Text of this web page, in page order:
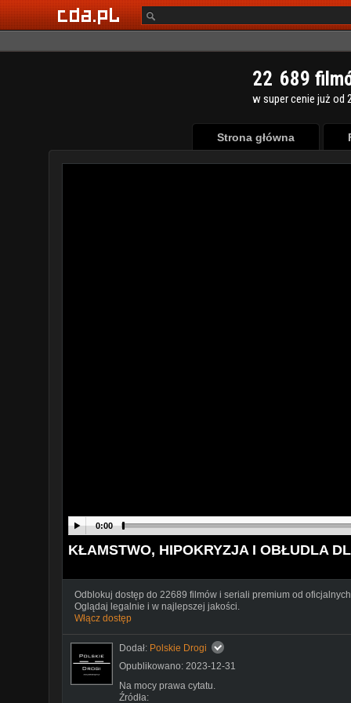
22 689
w super cenie już od
Strona główna
0:00
KŁAMSTWO, HIPOKRYZJA I OBŁUDLA
Odblokuj dostęp do 22689 filmów i seriali premium od
Oglądaj legalnie i w najlepszej jakości.
Włącz dostęp
Dodał: Polskie Drogi
Opublikowano: 2023-12-31
Na mocy prawa cytatu.
Źródła: